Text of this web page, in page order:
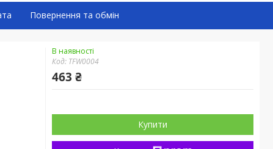
Повернення та обмін
В наявності
Код: TFW0004
463 ₴
Купити